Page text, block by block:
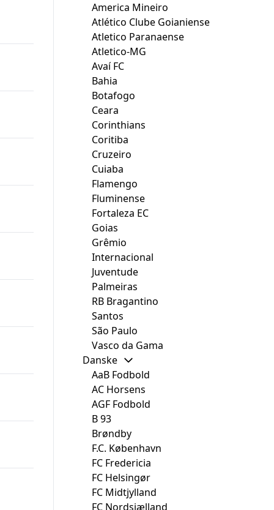
America Mineiro
Atlético Clube Goianiense
Atletico Paranaense
Atletico-MG
Avaí FC
Bahia
Botafogo
Ceara
Corinthians
Coritiba
Cruzeiro
Cuiaba
Flamengo
Fluminense
Fortaleza EC
Goias
Grêmio
Internacional
Juventude
Palmeiras
RB Bragantino
Santos
São Paulo
Vasco da Gama
Danske
AaB Fodbold
AC Horsens
AGF Fodbold
B 93
Brøndby
F.C. København
FC Fredericia
FC Helsingør
FC Midtjylland
FC Nordsjælland